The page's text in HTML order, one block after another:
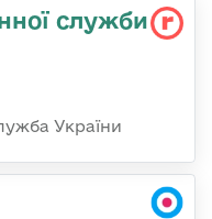
служби
України